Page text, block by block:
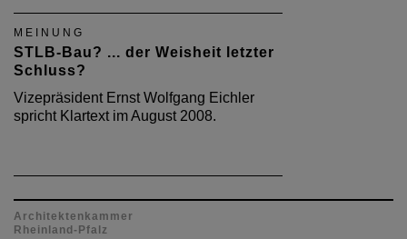
MEINUNG
STLB-Bau? ... der Weisheit letzter
Schluss?
Vizepräsident Ernst Wolfgang Eichler
spricht Klartext im August 2008.
Architektenkammer
Rheinland-Pfalz